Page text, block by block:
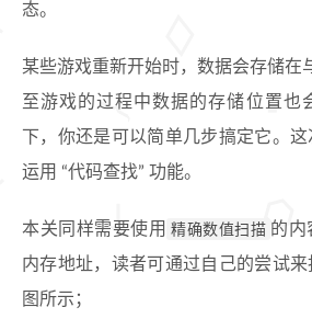
态。
某些游戏重新开始时，数据会存储在
至游戏的过程中数据的存储位置也
下，你还是可以简单几步搞定它。
运用 “代码查找” 功能。
本关同样需要使用 精确数值扫描 的内
内存地址，读者可通过自己的尝试
图所示；